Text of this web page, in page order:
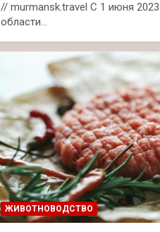
// murmansk.travel С 1 июня
области…
ЖИВОТНОВОДСТВО